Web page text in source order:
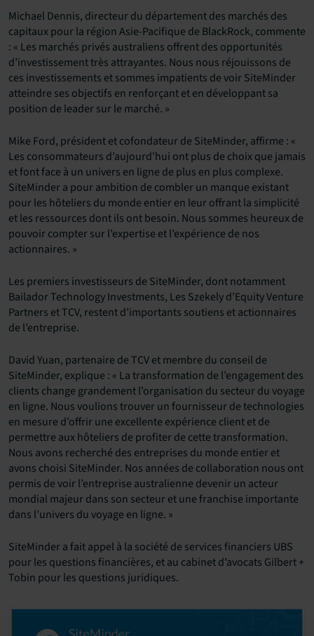
Michael Dennis, directeur du département des marchés des
capitaux pour la région Asie-Pacifique de BlackRock, commente
: « Les marchés privés australiens offrent des opportunités
d’investissement très attrayantes. Nous nous réjouissons de
ces investissements et sommes impatients de voir SiteMinder
atteindre ses objectifs en renforçant et en développant sa
position de leader sur le marché. »
Mike Ford, président et cofondateur de SiteMinder, affirme : «
Les consommateurs d’aujourd’hui ont plus de choix que jamais
et font face à un univers en ligne de plus en plus complexe.
SiteMinder a pour ambition de combler un manque existant
pour les hôteliers du monde entier en leur offrant la simplicité
et les ressources dont ils ont besoin. Nous sommes heureux de
pouvoir compter sur l’expertise et l’expérience de nos
actionnaires. »
Les premiers investisseurs de SiteMinder, dont notamment
Bailador Technology Investments, Les Szekely d’Equity Venture
Partners et TCV, restent d’importants soutiens et actionnaires
de l’entreprise.
David Yuan, partenaire de TCV et membre du conseil de
SiteMinder, explique : « La transformation de l’engagement des
clients change grandement l’organisation du secteur du voyage
en ligne. Nous voulions trouver un fournisseur de technologies
en mesure d’offrir une excellente expérience client et de
permettre aux hôteliers de profiter de cette transformation.
Nous avons recherché des entreprises du monde entier et
avons choisi SiteMinder. Nos années de collaboration nous ont
permis de voir l’entreprise australienne devenir un acteur
mondial majeur dans son secteur et une franchise importante
dans l’univers du voyage en ligne. »
SiteMinder a fait appel à la société de services financiers UBS
pour les questions financières, et au cabinet d’avocats Gilbert +
Tobin pour les questions juridiques.